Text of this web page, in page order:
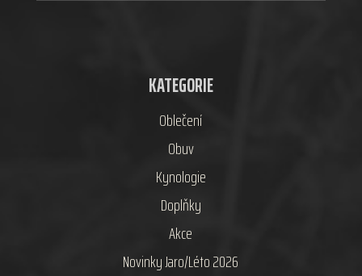
KATEGORIE
Oblečení
Obuv
Kynologie
Doplňky
Akce
Novinky Jaro/Léto 2026